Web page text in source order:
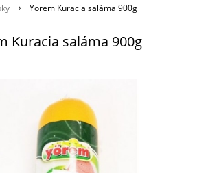
Yorem Kuracia saláma 900g
Kuracia saláma 900g